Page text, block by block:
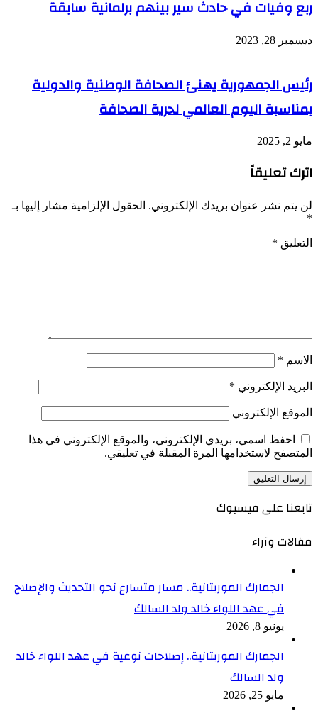
ربع وفيات في حادث سير بينهم برلمانية سابقة
ديسمبر 28, 2023
رئيس الجمهورية يهنئ الصحافة الوطنية والدولية
بمناسبة اليوم العالمي لحرية الصحافة
مايو 2, 2025
اترك تعليقاً
لن يتم نشر عنوان بريدك الإلكتروني. الحقول الإلزامية مشار إليها بـ
*
التعليق *
الاسم *
البريد الإلكتروني *
الموقع الإلكتروني
احفظ اسمي، بريدي الإلكتروني، والموقع الإلكتروني في هذا
المتصفح لاستخدامها المرة المقبلة في تعليقي.
تابعنا على فيسبوك
مقالات وآراء
الجمارك الموريتانية.. مسار متسارع نحو التحديث والإصلاح
في عهد اللواء خالد ولد السالك
يونيو 8, 2026
الجمارك الموريتانية.. إصلاحات نوعية في عهد اللواء خالد
ولد السالك
مايو 25, 2026